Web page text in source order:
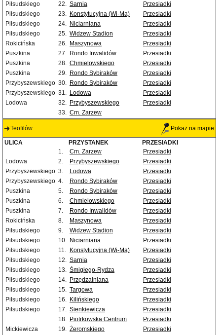
Piłsudskiego
22. Sarnia
Przesiadki
Piłsudskiego
23. Konstytucyjna (Wi-Ma)
Przesiadki
Piłsudskiego
24. Niciarniana
Przesiadki
Piłsudskiego
25. Widzew Stadion
Przesiadki
Rokicińska
26. Maszynowa
Przesiadki
Puszkina
27. Rondo Inwalidów
Przesiadki
Puszkina
28. Chmielowskiego
Przesiadki
Puszkina
29. Rondo Sybiraków
Przesiadki
Przybyszewskiego 30. Rondo Sybiraków
Przesiadki
Przybyszewskiego 31. Lodowa
Przesiadki
Lodowa
32. Przybyszewskiego
Przesiadki
33. Cm. Zarzew
Teofilów Pokaż na mapie
ULICA PRZYSTANEK
PRZESIADKI
1.
Cm. Zarzew
Przesiadki
Lodowa
2. Przybyszewskiego
Przesiadki
Przybyszewskiego 3. Lodowa
Przesiadki
Przybyszewskiego 4. Rondo Sybiraków
Przesiadki
Puszkina
5. Rondo Sybiraków
Przesiadki
Puszkina
6. Chmielowskiego
Przesiadki
Puszkina
7. Rondo Inwalidów
Przesiadki
Rokicińska
8. Maszynowa
Przesiadki
Piłsudskiego
9. Widzew Stadion
Przesiadki
Piłsudskiego
10. Niciarniana
Przesiadki
Piłsudskiego
11. Konstytucyjna (Wi-Ma)
Przesiadki
Piłsudskiego
12. Sarnia
Przesiadki
Piłsudskiego
13. Śmigłego-Rydza
Przesiadki
Piłsudskiego
14. Przędzalniana
Przesiadki
Piłsudskiego
15. Targowa
Przesiadki
Piłsudskiego
16. Kilińskiego
Przesiadki
Piłsudskiego
17. Sienkiewicza
Przesiadki
18. Piotrkowska Centrum
Przesiadki
Mickiewicza
19. Żeromskiego Przesiadki